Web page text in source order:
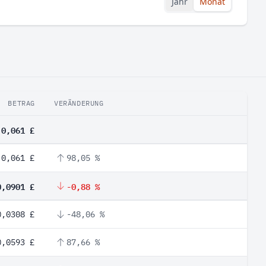
BETRAG VERÄNDERUNG
0,061 £
0,061 £ 98,05 %
£ -0,88 %
£ -48,06 %
£ 87,66 %